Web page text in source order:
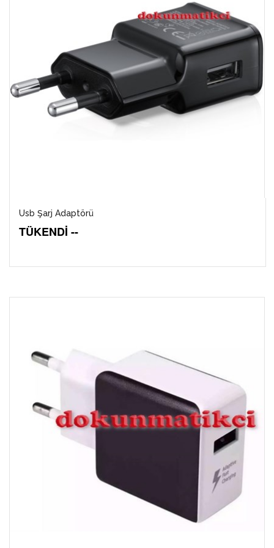
Usb Şarj Adaptörü
TÜKENDİ --